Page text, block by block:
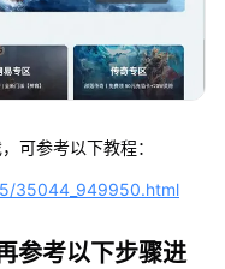
可参考以下教程：
35044_949950.html
参考以下步骤进